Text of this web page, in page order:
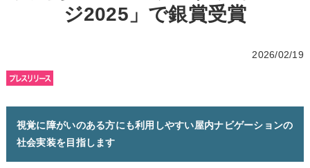
ジ2025」で銀賞受賞
2026/02/19
視覚に障がいのある方にも利用しやすい屋内ナビゲーションの
社会実装を目指します